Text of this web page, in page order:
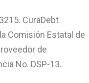
CuraDebt
Comisión Estatal de
de
No. DSP-13.